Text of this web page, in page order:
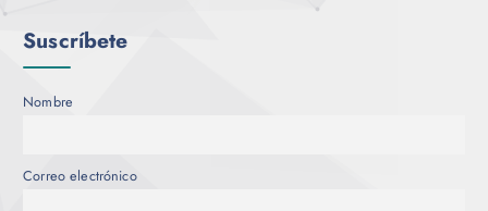
Suscríbete
Nombre
Correo electrónico